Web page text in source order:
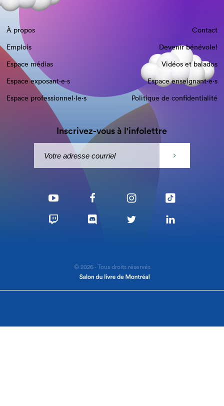
À propos
Contact
Emplois
Devenir bénévole!
Espace médias
Vidéos et balados
Espace exposant·e⋅s
Espace enseignant·e⋅s
Espace professionnel·le⋅s
Politique de confidentialité
Inscrivez-vous à l'infolettre
© 2026 - Tous droits réservés